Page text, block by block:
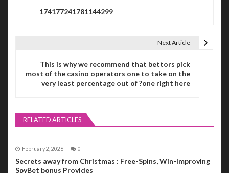
i
g
a
174177241781144299
Next Article
This is why we recommend that bettors pick
most of the casino operators one to take on the
very least percentage out of ?one right here
RELATED ARTICLES
February 2, 2026 0
Secrets away from Christmas : Free-Spins, Win-Improving
SpyBet bonus Provides